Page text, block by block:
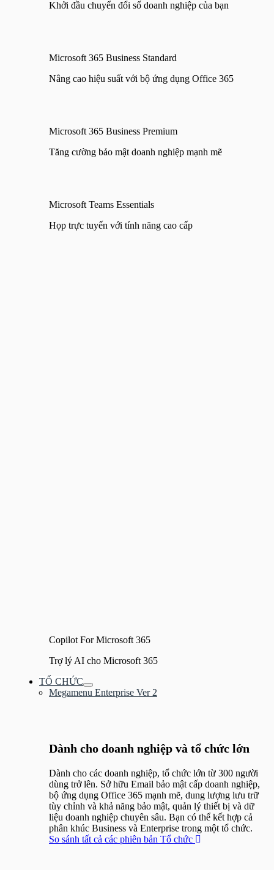
Khởi đầu chuyển đổi số doanh nghiệp của bạn
Microsoft 365 Business Standard
Nâng cao hiệu suất với bộ ứng dụng Office 365
Microsoft 365 Business Premium
Tăng cường bảo mật doanh nghiệp mạnh mẽ
Microsoft Teams Essentials
Họp trực tuyến với tính năng cao cấp
Copilot For Microsoft 365
Trợ lý AI cho Microsoft 365
TỔ CHỨC
Bật/tắt
Menu
Megamenu Enterprise Ver 2
Dành cho doanh nghiệp và tổ chức lớn
Dành cho các doanh nghiệp, tổ chức lớn từ 300 người
dùng trở lên. Sở hữu Email bảo mật cấp doanh nghiệp,
bộ ứng dụng Office 365 mạnh mẽ, dung lượng lưu trữ
tùy chỉnh và khả năng bảo mật, quản lý thiết bị và dữ
liệu doanh nghiệp chuyên sâu. Bạn có thể kết hợp cả
phân khúc Business và Enterprise trong một tổ chức.
So sánh tất cả các phiên bản Tổ chức